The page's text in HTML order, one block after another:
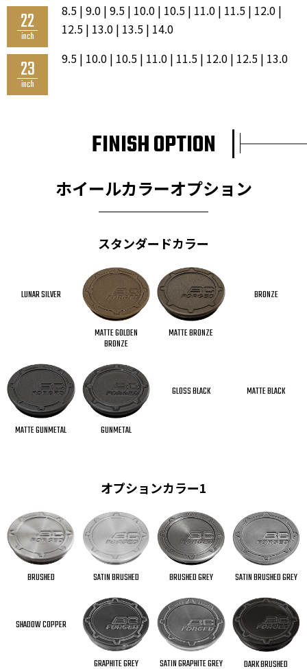
22
inch
8.5 | 9.0 | 9.5 | 10.0 | 10.5 | 11.0 | 11.5 | 12.0 |
12.5 | 13.0 | 13.5 | 14.0
23
inch
9.5 | 10.0 | 10.5 | 11.0 | 11.5 | 12.0 | 12.5 | 13.0
FINISH OPTION
ホイールカラーオプション
スタンダードカラー
LUNAR SILVER
MATTE GOLDEN
BRONZE
MATTE BRONZE
BRONZE
MATTE GUNMETAL GUNMETAL
GLOSS BLACK MATTE BLACK
オプションカラー1
BRUSHED SATIN BRUSHED BRUSHED GREY SATIN BRUSHED GREY
SHADOW COPPER
GRAPHITE GREY SATIN GRAPHITE GREY
DARK BRUSHED